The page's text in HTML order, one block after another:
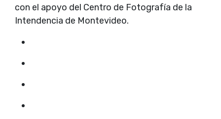
con el apoyo del Centro de Fotografía de la
Intendencia de Montevideo.